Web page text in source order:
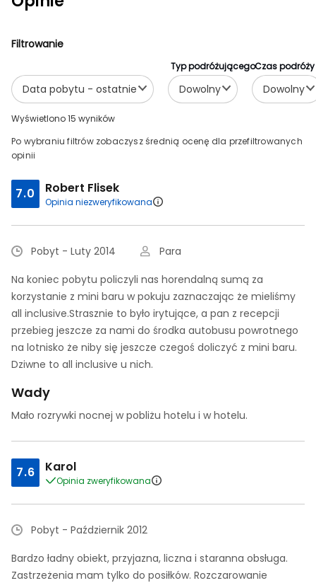
Filtrowanie
Typ podróżującego
Dowolny
Czas podróży
Dowolny
Data pobytu - ostatnie
Wyświetlono 15 wyników
Po wybraniu filtrów zobaczysz średnią ocenę dla przefiltrowanych
opinii
7.0 Robert Flisek
Opinia niezweryfikowana
Pobyt - Luty 2014
Para
Na koniec pobytu policzyli nas horendalną sumą za
korzystanie z mini baru w pokuju zaznaczając że mieliśmy
all inclusive.Strasznie to było irytujące, a pan z recepcji
przebieg jeszcze za nami do środka autobusu powrotnego
na lotnisko że niby się jeszcze czegoś doliczyć z mini baru.
Dziwne to all inclusive u nich.
Wady
Mało rozrywki nocnej w pobliżu hotelu i w hotelu.
7.6 Karol
Opinia zweryfikowana
Pobyt - Październik 2012
Bardzo ładny obiekt, przyjazna, liczna i staranna obsługa.
Zastrzeżenia mam tylko do posiłków. Rozczarowanie